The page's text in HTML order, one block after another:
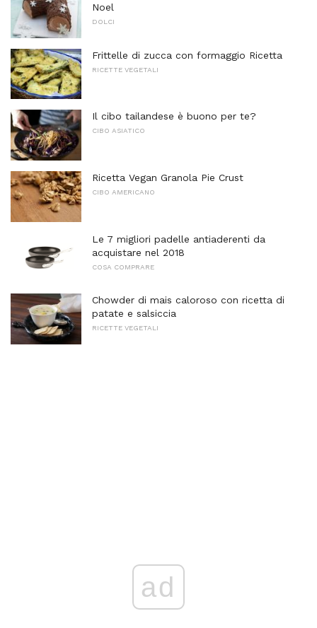
Noel
DOLCI
Frittelle di zucca con formaggio Ricetta
RICETTE VEGETALI
Il cibo tailandese è buono per te?
CIBO ASIATICO
Ricetta Vegan Granola Pie Crust
CIBO AMERICANO
Le 7 migliori padelle antiaderenti da
acquistare nel 2018
COSA COMPRARE
Chowder di mais caloroso con ricetta di
patate e salsiccia
RICETTE VEGETALI
ad